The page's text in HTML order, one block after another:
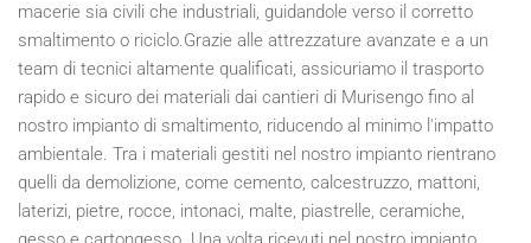
macerie sia civili che industriali, guidandole verso il corretto
smaltimento o riciclo.Grazie alle attrezzature avanzate e a un
team di tecnici altamente qualificati, assicuriamo il trasporto
rapido e sicuro dei materiali dai cantieri di Murisengo fino al
nostro impianto di smaltimento, riducendo al minimo l'impatto
ambientale. Tra i materiali gestiti nel nostro impianto rientrano
quelli da demolizione, come cemento, calcestruzzo, mattoni,
laterizi, pietre, rocce, intonaci, malte, piastrelle, ceramiche,